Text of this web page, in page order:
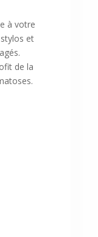
à votre
et
de la